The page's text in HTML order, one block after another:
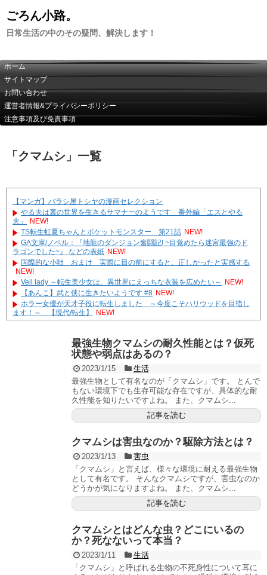
ごろん小路。
日常生活の中のその疑問、解決します！
ホーム
サイトマップ
お問い合わせ
運営者情報&プライバシーポリシー
注意事項及び免責事項
「 クマムシ 」 一覧
【マンガ】バラシ屋トシヤの漫画セレクション
やる夫は裏の世界を生きるサマナーのようです 番外編「エスとやる
夫」
NEW!
TS転生虹夏ちゃんとポケットモンスター 第21話 NEW!
GA文庫/ノベル：『地龍のダンジョン奮闘記! ~目覚めたら迷宮最強のド
ラゴンでした~』 などの表紙 NEW!
国際的な小咄 おまけ 実際に目の前にすると、正しかったと実感する
NEW!
Veil lady ～転生美少女は、異世界にえっちな衣装を広めたい～
NEW!
【あんこ】武と侠に生きたいようです #8 NEW!
ホラー女優が天才子役に転生しました ～今度こそハリウッドを目指し
ます！～ 【現代/転生】
NEW!
Powered by livedoor 相互RSS
最強生物クマムシの耐久性能とは？仮死
状態や弱点はあるの？
2023/1/15
生活
最強生物として有名なのが「クマムシ」です。 とんで
もない環境下でも生存可能な存在ですが、具体的な耐
久性能を知りたいですよね。 また、クマムシ...
記事を読む
クマムシは害虫なのか？駆除方法とは？
2023/1/13
害虫
「クマムシ」と言えば、様々な環境に耐える最強生物
として有名です。 そんなクマムシですが、害虫なのか
どうかが気になりますよね。 また、クマムシ...
記事を読む
クマムシとはどんな虫？どこにいるの
か？死なないって本当？
2023/1/11
生活
「クマムシ」と呼ばれる生物の不死身性について耳に